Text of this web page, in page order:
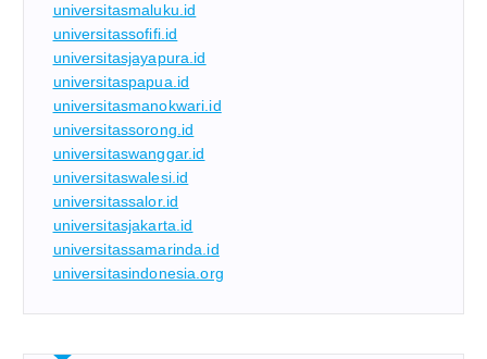
universitasmaluku.id
universitassofifi.id
universitasjayapura.id
universitaspapua.id
universitasmanokwari.id
universitassorong.id
universitaswanggar.id
universitaswalesi.id
universitassalor.id
universitasjakarta.id
universitassamarinda.id
universitasindonesia.org